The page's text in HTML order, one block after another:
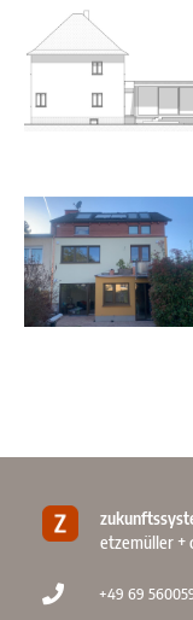
etzemüller +
+49 69